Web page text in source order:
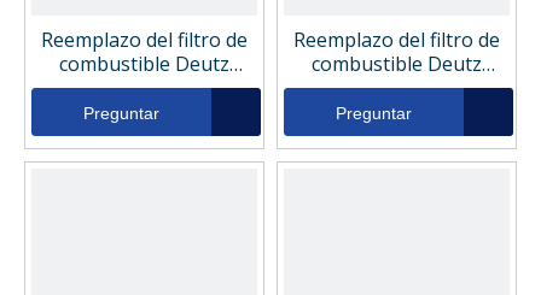
Reemplazo del filtro de
combustible Deutz
13020488
Preguntar
Reemplazo del filtro de
combustible Deutz
01174483
Preguntar